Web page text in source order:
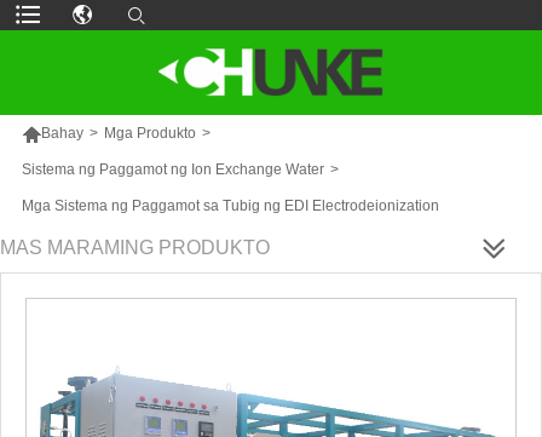
Bahay > Mga Produkto >
Sistema ng Paggamot ng Ion Exchange Water >
Mga Sistema ng Paggamot sa Tubig ng EDI Electrodeionization
MAS MARAMING PRODUKTO